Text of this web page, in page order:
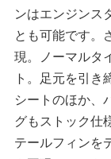
ンはエンジンス
とも可能です。
現。ノーマルタ
ト。足元を引
シートのほか、
グもストック仕
テールフィンを